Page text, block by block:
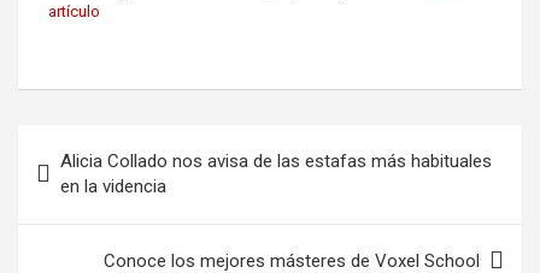
artículo
Alicia Collado nos avisa de las estafas más habituales
en la videncia
Conoce los mejores másteres de Voxel School